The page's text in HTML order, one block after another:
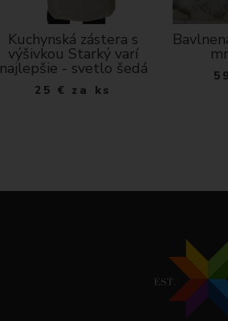
Kuchynská zástera s
výšivkou Starký varí
najlepšie - svetlo šedá
25 € za ks